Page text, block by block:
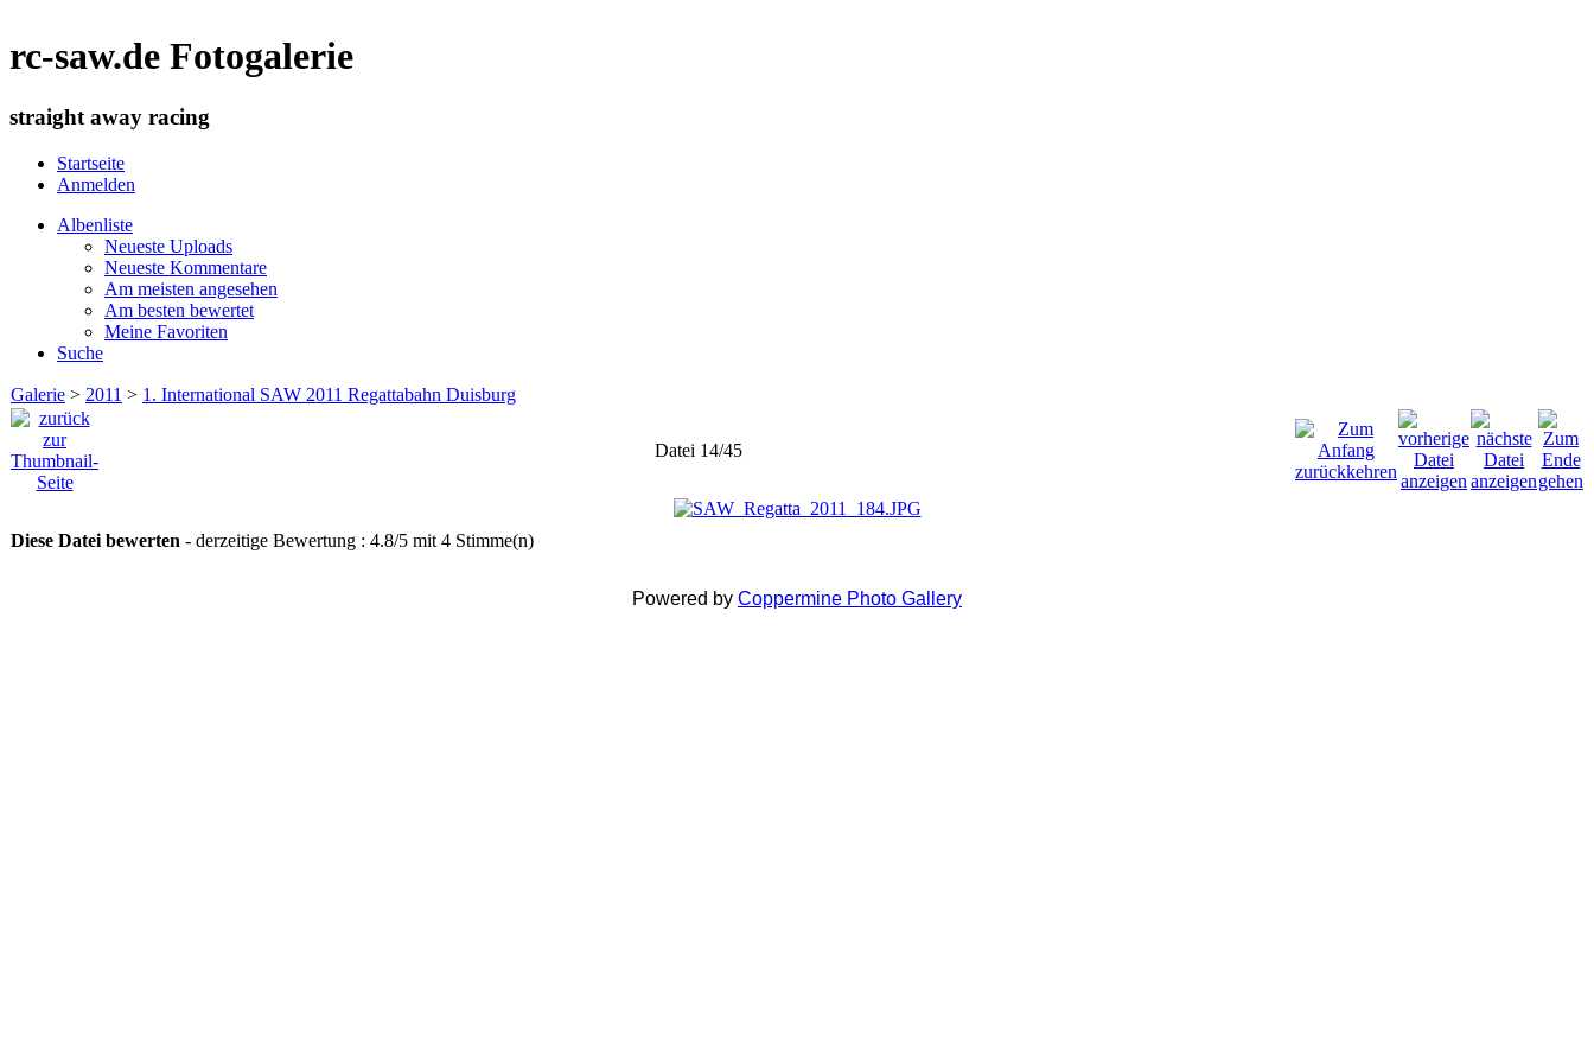
rc-saw.de Fotogalerie
straight away racing
Startseite
Anmelden
Albenliste
Neueste Uploads
Neueste Kommentare
Am meisten angesehen
Am besten bewertet
Meine Favoriten
Suche
Galerie > 2011 > 1. International SAW 2011 Regattabahn Duisburg
Datei 14/45
Diese Datei bewerten - derzeitige Bewertung : 4.8/5 mit 4 Stimme(n)
Powered by Coppermine Photo Gallery